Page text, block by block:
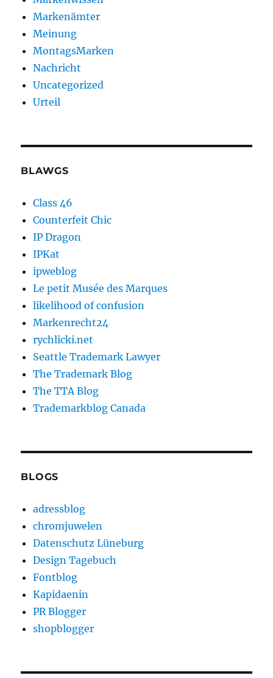
Markenämter
Meinung
MontagsMarken
Nachricht
Uncategorized
Urteil
BLAWGS
Class 46
Counterfeit Chic
IP Dragon
IPKat
ipweblog
Le petit Musée des Marques
likelihood of confusion
Markenrecht24
rychlicki.net
Seattle Trademark Lawyer
The Trademark Blog
The TTA Blog
Trademarkblog Canada
BLOGS
adressblog
chromjuwelen
Datenschutz Lüneburg
Design Tagebuch
Fontblog
Kapidaenin
PR Blogger
shopblogger